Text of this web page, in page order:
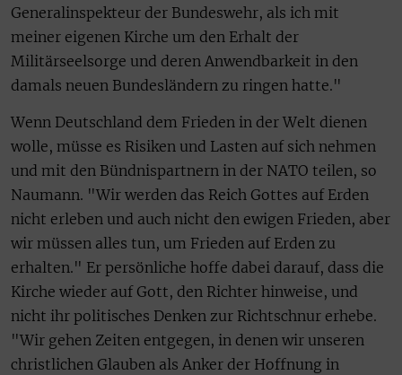
Generalinspekteur der Bundeswehr, als ich mit
meiner eigenen Kirche um den Erhalt der
Militärseelsorge und deren Anwendbarkeit in den
damals neuen Bundesländern zu ringen hatte."
Wenn Deutschland dem Frieden in der Welt dienen
wolle, müsse es Risiken und Lasten auf sich nehmen
und mit den Bündnispartnern in der NATO teilen, so
Naumann. "Wir werden das Reich Gottes auf Erden
nicht erleben und auch nicht den ewigen Frieden, aber
wir müssen alles tun, um Frieden auf Erden zu
erhalten." Er persönliche hoffe dabei darauf, dass die
Kirche wieder auf Gott, den Richter hinweise, und
nicht ihr politisches Denken zur Richtschnur erhebe.
"Wir gehen Zeiten entgegen, in denen wir unseren
christlichen Glauben als Anker der Hoffnung in